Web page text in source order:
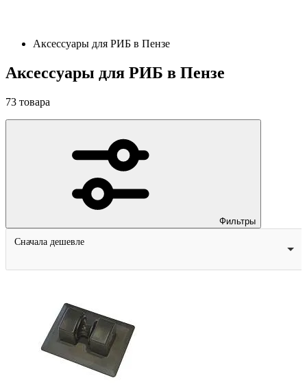
Аксессуары для РИБ в Пензе
Аксессуары для РИБ в Пензе
73 товара
Фильтры
Сначала дешевле